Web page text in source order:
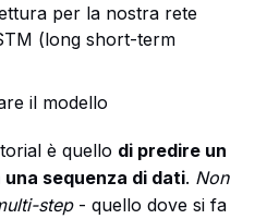
per la nostra rete
(long short-term
il modello
è quello di predire un
sequenza di dati. Non
step- quello dove si fa